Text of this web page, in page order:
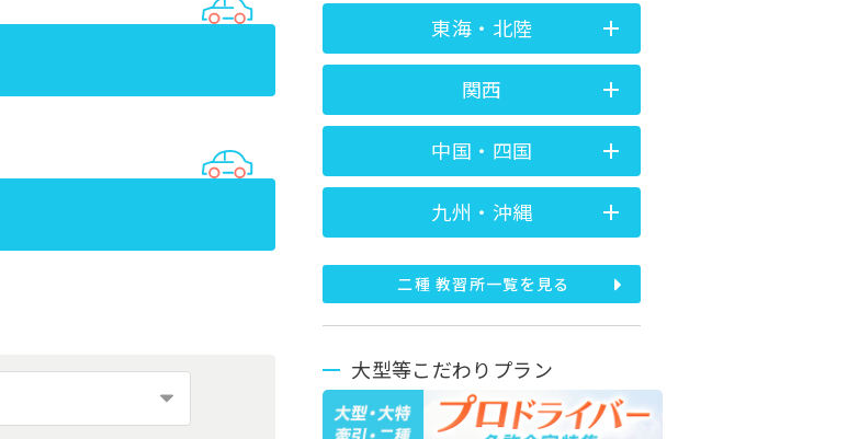
東海・北陸
関西
中国・四国
九州・沖縄
二種 教習所一覧を見る
大型等こだわりプラン